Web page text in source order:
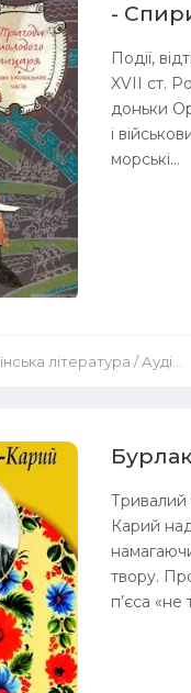
-
Події,
XVII ст.
доньки
і
морські...
література /Аудіокниги Роман
Тривалий
Карий
твору.
п’єса «не